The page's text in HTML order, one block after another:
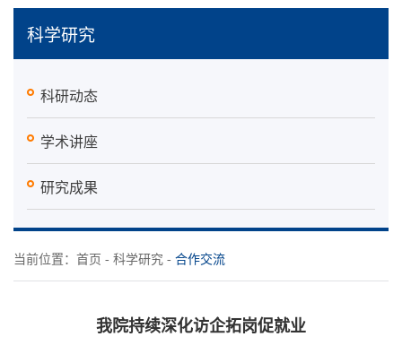
科学研究
科研动态
学术讲座
研究成果
当前位置： 首页 - 科学研究 - 合作交流
我院持续深化访企拓岗促就业